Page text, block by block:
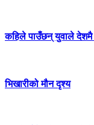
कहिले पाउँछन् युवाले देशमै
भिखारीको मौन दृश्य